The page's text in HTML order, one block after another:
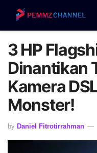
3 HP
Dinantikan
Kamera
Monster!
by Daniel Fitrotirrahman